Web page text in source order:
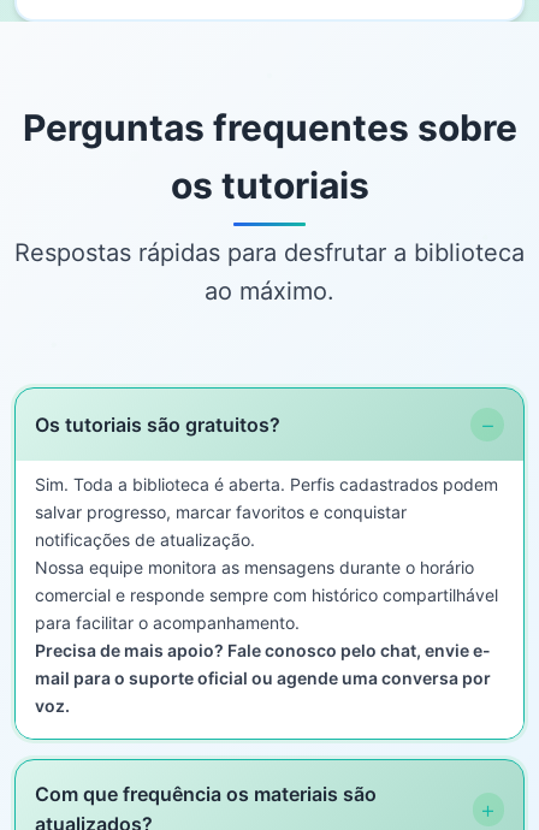
Perguntas frequentes sobre
os tutoriais
Respostas rápidas para desfrutar a biblioteca
ao máximo.
Os tutoriais são gratuitos? −
Sim. Toda a biblioteca é aberta. Perfis cadastrados podem
salvar progresso, marcar favoritos e conquistar
notificações de atualização.
Nossa equipe monitora as mensagens durante o horário
comercial e responde sempre com histórico compartilhável
para facilitar o acompanhamento.
Precisa de mais apoio? Fale conosco pelo chat, envie e-
mail para o suporte oficial ou agende uma conversa por
voz.
Com que frequência os materiais são
atualizados?
+